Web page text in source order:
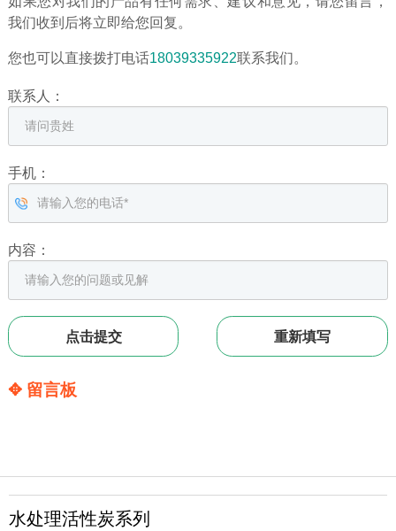
我们收到后将立即给您回复。
您也可以直接拨打电话18039335922联系我们。
联系人：
手机：
内容：
✥ 留言板
水处理活性炭系列